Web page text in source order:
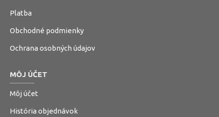
Platba
Obchodné podmienky
Ochrana osobných údajov
MÔJ ÚČET
Môj účet
História objednávok